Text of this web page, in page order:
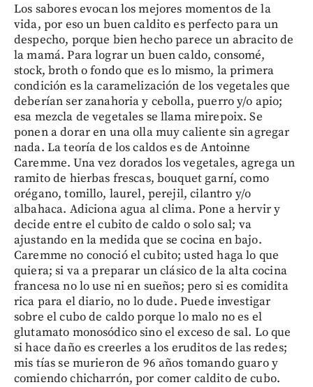
Los sabores evocan los mejores momentos de la
vida, por eso un buen caldito es perfecto para un
despecho, porque bien hecho parece un abracito de
la mamá. Para lograr un buen caldo, consomé,
stock, broth o fondo que es lo mismo, la primera
condición es la caramelización de los vegetales que
deberían ser zanahoria y cebolla, puerro y/o apio;
esa mezcla de vegetales se llama mirepoix. Se
ponen a dorar en una olla muy caliente sin agregar
nada. La teoría de los caldos es de Antoinne
Caremme. Una vez dorados los vegetales, agrega un
ramito de hierbas frescas, bouquet garní, como
orégano, tomillo, laurel, perejil, cilantro y/o
albahaca. Adiciona agua al clima. Pone a hervir y
decide entre el cubito de caldo o solo sal; va
ajustando en la medida que se cocina en bajo.
Caremme no conoció el cubito; usted haga lo que
quiera; si va a preparar un clásico de la alta cocina
francesa no lo use ni en sueños; pero si es comidita
rica para el diario, no lo dude. Puede investigar
sobre el cubo de caldo porque lo malo no es el
glutamato monosódico sino el exceso de sal. Lo que
si hace daño es creerles a los eruditos de las redes;
mis tías se murieron de 96 años tomando guaro y
comiendo chicharrón, por comer caldito de cubo.